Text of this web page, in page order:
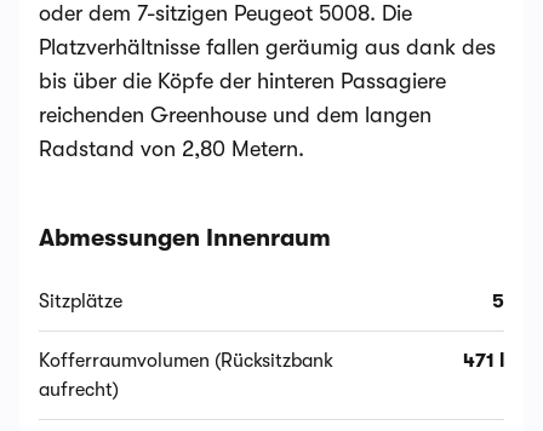
oder dem 7-sitzigen Peugeot 5008. Die
Platzverhältnisse fallen geräumig aus dank des
bis über die Köpfe der hinteren Passagiere
reichenden Greenhouse und dem langen
Radstand von 2,80 Metern.
Abmessungen Innenraum
Sitzplätze 5
Kofferraumvolumen (Rücksitzbank
aufrecht)
471 l